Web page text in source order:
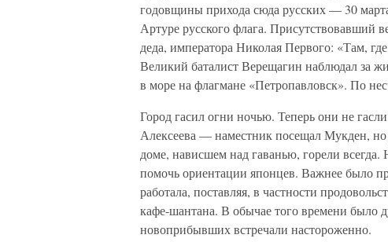
годовщины прихода сюда русских — 30
Артуре русского флага. Присутствовавший
деда, императора Николая Первого: «Там,
Великий баталист Верещагин наблюдал за
в море на флагмане «Петропавловск». По
Город гасил огни ночью. Теперь они не
Алексеева — наместник посещал Мукден, но
доме, нависшем над гаванью, горели всегда.
помочь ориентации японцев. Важнее было
работала, поставляя, в частности
кафе-шантана. В обычае того времени
новоприбывших встречали настороженно.